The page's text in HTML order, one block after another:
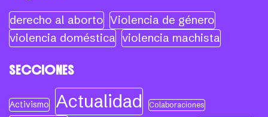
derecho al aborto Violencia de género
violencia doméstica violencia machista
SECCIONES
Activismo Actualidad Colaboraciones